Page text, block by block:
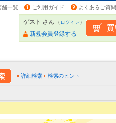
舗一覧 ご利用ガイド よくあるご質問
ゲスト さん （ログイン）
新規会員登録する
詳細検索 検索のヒント